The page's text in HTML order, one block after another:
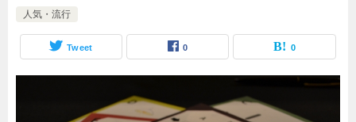
人気・流行
Tweet 0 0